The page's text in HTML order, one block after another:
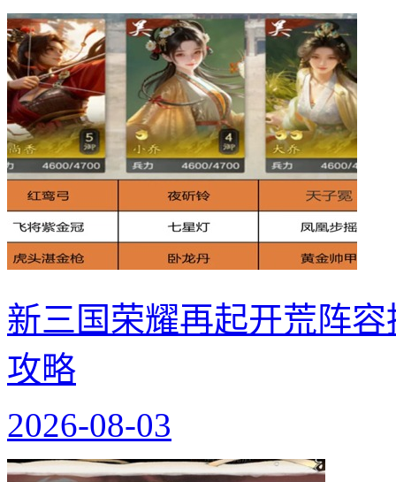
新三国荣耀再起开荒阵
攻略
2026-08-03